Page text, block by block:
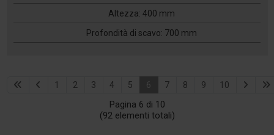
Altezza: 400 mm
Profondità di scavo: 700 mm
1 2 3 4 5 6 7 8 9 10
Pagina 6 di 10
(92 elementi totali)